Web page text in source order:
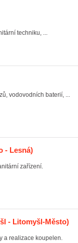
techniku, ...
vodovodních baterií, ...
- Lesná)
zařízení.
- Litomyšl-Město)
a realizace koupelen.